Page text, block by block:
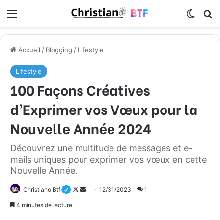
Accueil / Blogging / Lifestyle
Lifestyle
100 Façons Créatives
d’Exprimer vos Vœux pour la
Nouvelle Année 2024
Découvrez une multitude de messages et e-
mails uniques pour exprimer vos vœux en cette
Nouvelle Année.
Christiano Btf
F
12/31/2023 1
4 minutes de lecture